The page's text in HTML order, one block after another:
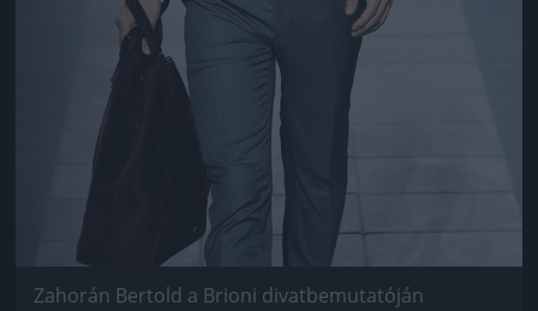
Zahorán Bertold a Brioni divatbemutatóján